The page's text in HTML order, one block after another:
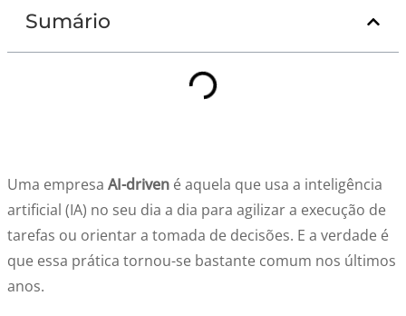
Sumário
Uma empresa AI-driven é aquela que usa a inteligência
artificial (IA) no seu dia a dia para agilizar a execução de
tarefas ou orientar a tomada de decisões. E a verdade é
que essa prática tornou-se bastante comum nos últimos
anos.